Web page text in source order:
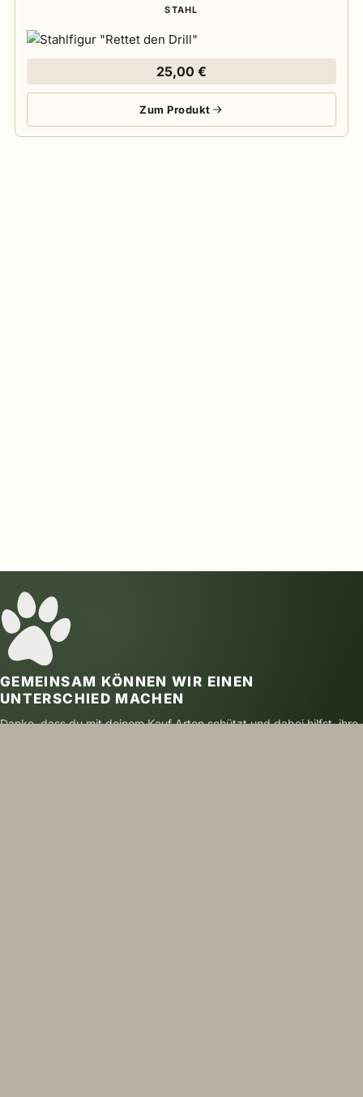
STAHL
25,00 €
Zum Produkt
GEMEINSAM KÖNNEN WIR EINEN
UNTERSCHIED MACHEN
Danke, dass du mit deinem Kauf Arten schützt und dabei hilfst, ihre